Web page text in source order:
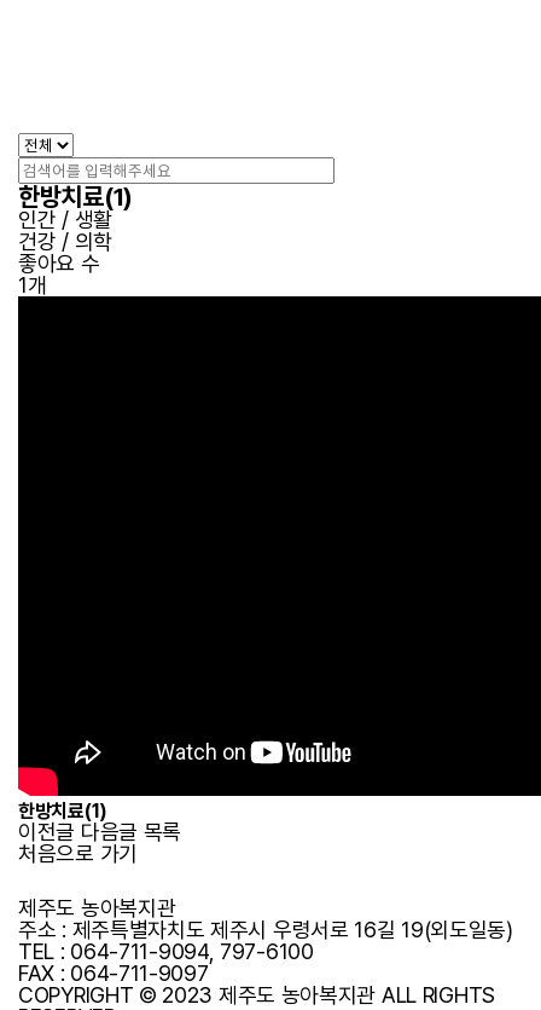
한방치료(1)
인간 / 생활
건강 / 의학
좋아요 수
1개
한방치료(1)
이전글 다음글 목록
처음으로 가기
제주도 농아복지관
주소 : 제주특별자치도 제주시 우령서로 16길 19(외도일동)
TEL : 064-711-9094, 797-6100
FAX : 064-711-9097
COPYRIGHT © 2023 제주도 농아복지관 ALL RIGHTS